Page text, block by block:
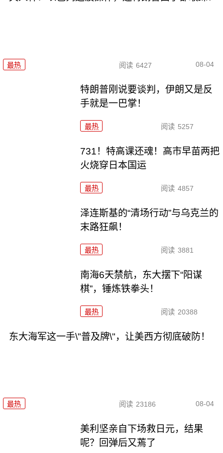
最热 阅读 6427 08-04
特朗普刚说要谈判，伊朗又是反
手就是一巴掌！
最热 阅读 5257
731！特高课还魂！高市早苗两把
火烧穿日本国运
最热 阅读 4857
泽连斯基的“清场行动”与乌克兰的
末路狂飙！
最热 阅读 3881
南海6天禁航，东大摆下“阳谋
棋”，锤炼铁拳头！
最热 阅读 20388
东大海军这一手\"普及牌\"，让美西方彻底破防！
最热 阅读 23186 08-04
美利坚亲自下场救日元，结果
呢？回弹后又蔫了